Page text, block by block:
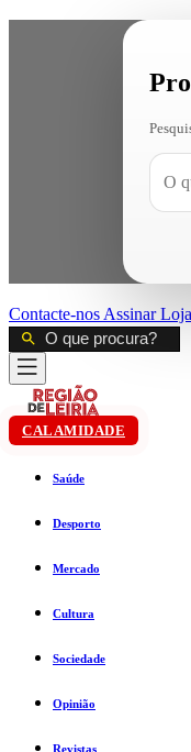
Contacte-nos AssinarLoja
CALAMIDADE
Saúde
Desporto
Mercado
Cultura
Sociedade
Opinião
Revistas